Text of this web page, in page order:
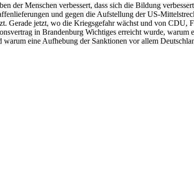
der Menschen verbessert, dass sich die Bildung
und gegen die Aufstellung der US-
Gerade jetzt, wo die Kriegsgefahr wächst und von
in Brandenburg Wichtiges erreicht wurde, warum
eine Aufhebung der Sanktionen vor allem